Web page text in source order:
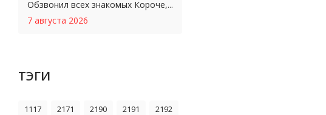
Обзвонил всех знакомых Короче,...
7 августа 2026
ТЭГИ
1117 2171 2190 2191
2192